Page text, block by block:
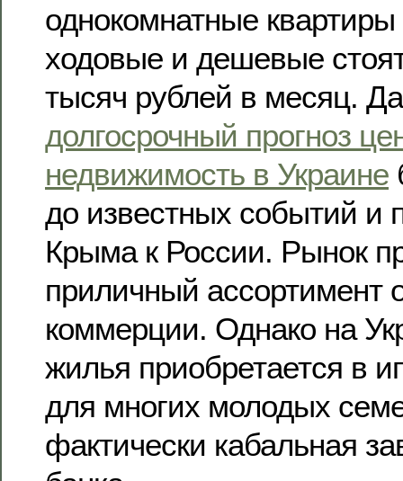
однокомнатные
ходовые и дешевые
тысяч рублей в месяц.
долгосрочный прогноз
недвижимость в Украине
до известных событий и
Крыма к России. Рынок
приличный ассортимент
коммерции. Однако на
жилья приобретается в
для многих молодых
фактически кабальная